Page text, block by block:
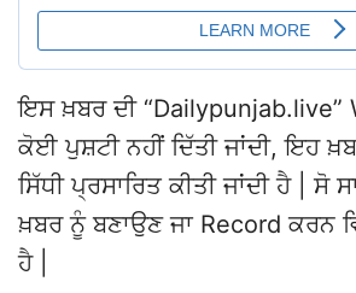
ਇਸ ਖ਼ਬਰ ਦੀ “Dailypunjab.live”
ਕੋਈ ਪੁਸ਼ਟੀ ਨਹੀਂ ਦਿੱਤੀ ਜਾਂਦੀ, ਇਹ
ਸਿੱਧੀ ਪ੍ਰਸਾਰਿਤ ਕੀਤੀ ਜਾਂਦੀ ਹੈ | ਸੋ
ਖ਼ਬਰ ਨੂੰ ਬਣਾਉਣ ਜਾ Record ਕਰਨ
ਹੈ |